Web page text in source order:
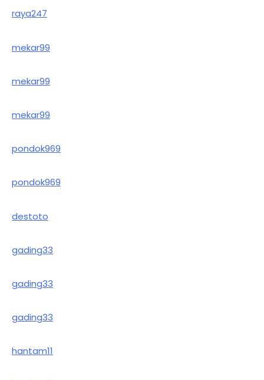
raya247
mekar99
mekar99
mekar99
pondok969
pondok969
destoto
gading33
gading33
gading33
hantam11